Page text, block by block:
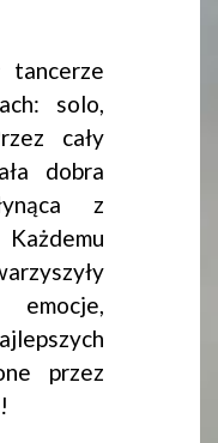
solo,
cały
dobra
z
przez